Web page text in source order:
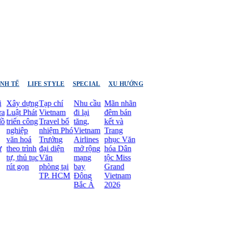
TẾ LIFE STYLE SPECIAL XU HƯỚNG
dựng
Phát
công
trình
tục
Tạp chí
Vietnam
Travel bổ
nhiệm Phó
Trưởng
đại diện
Văn
phòng tại
TP. HCM
Nhu cầu
đi lại
tăng,
Vietnam
Airlines
mở rộng
bay
Đông
Bắc Á
Mãn nhãn
đêm bán
kết và
Trang
phục Văn
hóa Dân
tộc Miss
Grand
Vietnam
2026